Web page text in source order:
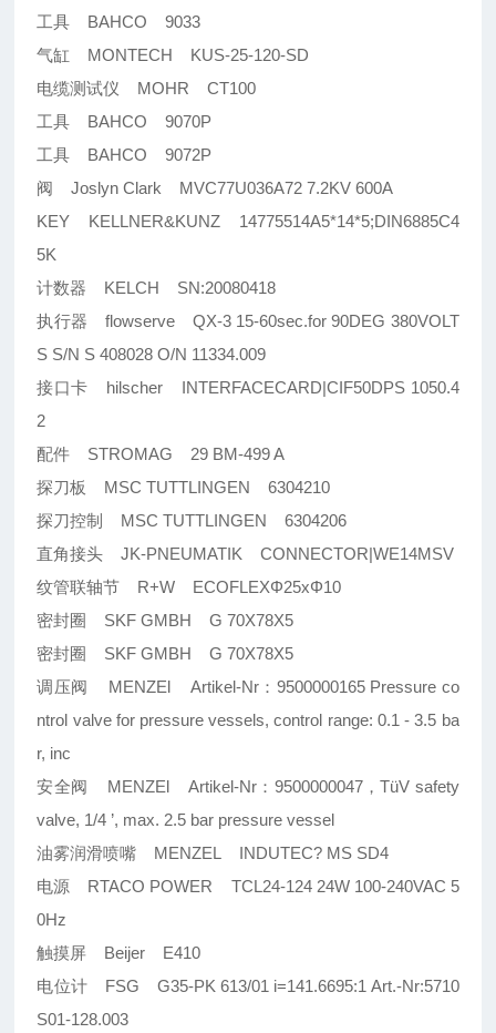
工具 BAHCO 9033
气缸 MONTECH KUS-25-120-SD
电缆测试仪 MOHR CT100
工具 BAHCO 9070P
工具 BAHCO 9072P
阀 Joslyn Clark MVC77U036A72 7.2KV 600A
KEY KELLNER&KUNZ 14775514A5*14*5;DIN6885C4
5K
计数器 KELCH SN:20080418
执行器 flowserve QX-3 15-60sec.for 90DEG 380VOLT
S S/N S 408028 O/N 11334.009
接口卡 hilscher INTERFACECARD|CIF50DPS 1050.4
2
配件 STROMAG 29 BM-499 A
探刀板 MSC TUTTLINGEN 6304210
探刀控制 MSC TUTTLINGEN 6304206
直角接头 JK-PNEUMATIK CONNECTOR|WE14MSV
纹管联轴节 R+W ECOFLEXΦ25xΦ10
密封圈 SKF GMBH G 70X78X5
密封圈 SKF GMBH G 70X78X5
调压阀 MENZEl Artikel-Nr：9500000165 Pressure co
ntrol valve for pressure vessels, control range: 0.1 - 3.5 ba
r, inc
安全阀 MENZEl Artikel-Nr：9500000047，TüV safety
valve, 1/4 ’, max. 2.5 bar pressure vessel
油雾润滑喷嘴 MENZEL INDUTEC? MS SD4
电源 RTACO POWER TCL24-124 24W 100-240VAC 5
0Hz
触摸屏 Beijer E410
电位计 FSG G35-PK 613/01 i=141.6695:1 Art.-Nr:5710
S01-128.003